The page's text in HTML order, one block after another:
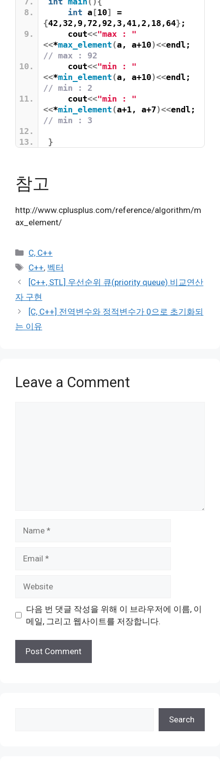
int a [10]
{42,32,9,72,92,3,41,2,18,64} ;
    cout
<<"max : "
<<*max_element (a, a+10)<<
// max : 92
    cout
<<"min : "
<<*min_element (a, a+10)<<
// min : 2
    cout
<<"min : "
<<*min_element (a+1, a+7)<<
// min : 3
}
참고
http://www.cplusplus.com/reference/algorithm/m
ax_element/
Categories
C, C++
Tags
C++, 벡터
[C++, STL] 우선순위 큐(priority queue) 비교연산
자 구현
[C, C++] 전역변수와 정적변수가 0으로 초기화되
는 이유
Leave a Comment
다음 번 댓글 작성을 위해 이 브라우저에 이름, 이
메일, 그리고 웹사이트를 저장합니다.
Search